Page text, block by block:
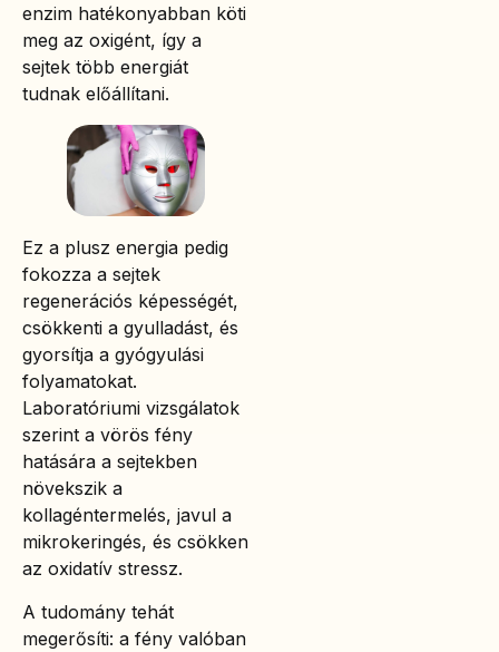
enzim hatékonyabban köti
meg az oxigént, így a
sejtek több energiát
tudnak előállítani.
Ez a plusz energia pedig
fokozza a sejtek
regenerációs képességét,
csökkenti a gyulladást, és
gyorsítja a gyógyulási
folyamatokat.
Laboratóriumi vizsgálatok
szerint a vörös fény
hatására a sejtekben
növekszik a
kollagéntermelés, javul a
mikrokeringés, és csökken
az oxidatív stressz.
A tudomány tehát
megerősíti: a fény valóban